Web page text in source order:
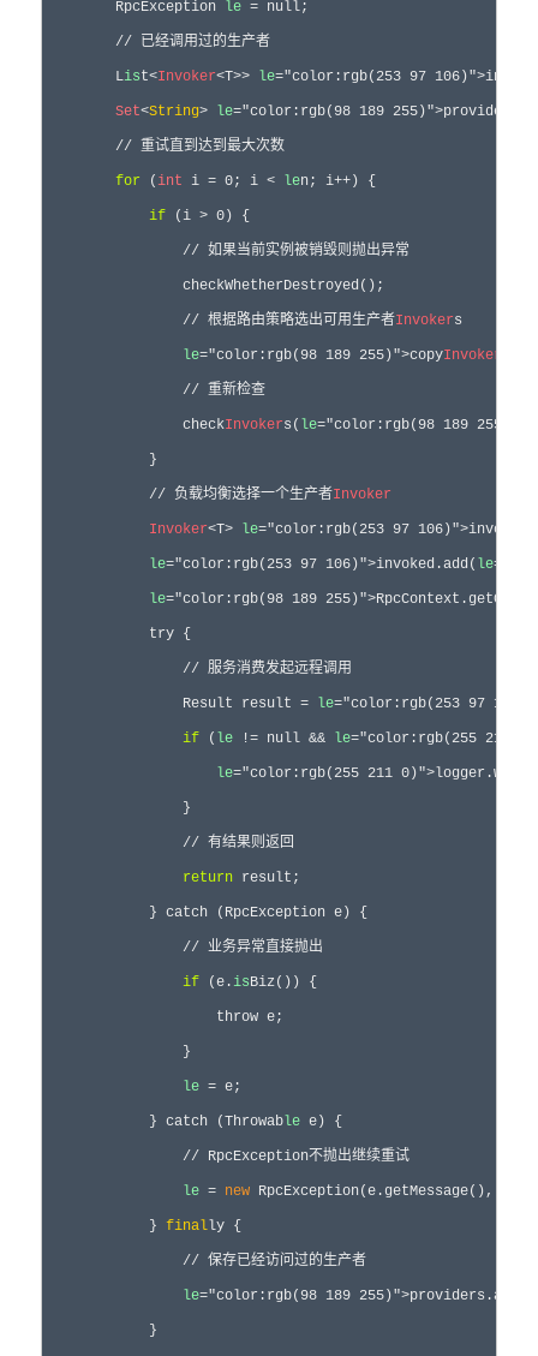
        RpcException
le = null;
        // 已经调用过的生产者
        L
ist<Invoker<T>> le="color:rgb(253 97
Set<String> le="color:rgb(98 189 255)">providers
        // 重试直到达到最大次数
for (int i = 0; i < len; i++) {
if (i > 0) {
                // 如果当前实例被销毁则抛出异常
                checkWhetherDestroyed();
                // 根据路由策略选出可用生产者
Invokers
le="color:rgb(98 189 255)">copyInvoker
                // 重新检查
                check
Invokers( le="color:rgb(98 189
            }
            // 负载均衡选择一个生产者
Invoker
Invoker<T> le="color:rgb(253 97 106)">invoker
le="color:rgb(253 97 106)">invoked.add( le
le="color:rgb(98 189
            try {
                // 服务消费发起远程调用
                Result result =
le="color:rgb(253 97
if ( le != null && le="color:rgb(255 211
le="color:rgb(255 211
                }
                // 有结果则返回
return result;
            } catch (RpcException e) {
                // 业务异常直接抛出
if (e. isBiz()) {
                    throw e;
                }
le = e;
            } catch (Throwab
le e) {
                // RpcException不抛出继续重试
le = new RpcException(e.getMessage(), e);
            }
finally {
                // 保存已经访问过的生产者
le="color:rgb(98 189 255)">providers.add(
            }